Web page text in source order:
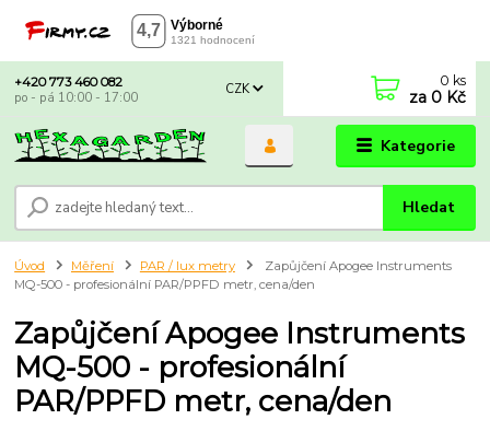
Kategorie
CZK
Hledat
+420 773 460 082
po - pá 10:00 - 17:00
0 ks
za 0 Kč
Úvod Měření PAR / lux metry
Zapůjčení Apogee Instruments
MQ-500 - profesionální PAR/PPFD metr, cena/den
Zapůjčení Apogee Instruments
MQ-500 - profesionální
PAR/PPFD metr, cena/den